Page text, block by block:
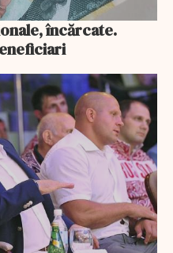
încărcate.